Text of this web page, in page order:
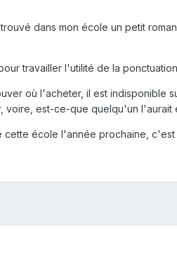
dans mon école un petit
travailler l'utilité de la
où l'acheter, il est indisponible
voire, est-ce-que quelqu'un l'aurait
cette école l'année prochaine,